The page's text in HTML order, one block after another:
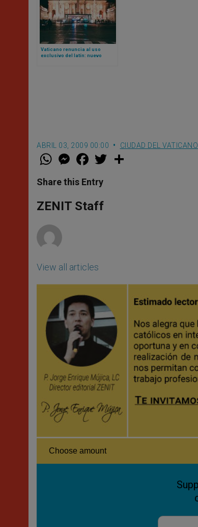
Vaticano renuncia al uso
exclusivo del latín: nuevo
ABRIL 03, 2009 00:00 CIUDAD DEL VATICANO
W
t
s
p
p
M
e
s
e
g
e
F
a
e
b
o
k
w
Share this Entry
ZENIT Staff
View all articles